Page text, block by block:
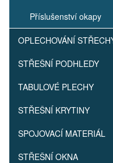
Příslušenství okapy
OPLECHOVÁNÍ
STŘEŠNÍ PODHLEDY
TABULOVÉ PLECHY
STŘEŠNÍ KRYTINY
SPOJOVACÍ MATERIÁL
STŘEŠNÍ OKNA